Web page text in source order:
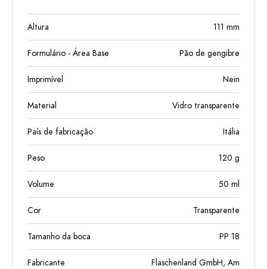
Altura 111 mm
Formulário - Área Base Pão de gengibre
Imprimível Nein
Material Vidro transparente
País de fabricação Itália
Peso 120 g
Volume 50 ml
Cor Transparente
Tamanho da boca PP 18
Fabricante
Flaschenland GmbH, Am